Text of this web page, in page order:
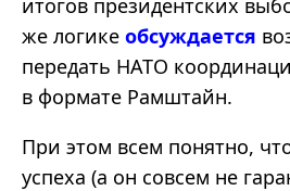
же логике обсуждается
передать НАТО
в формате Рамштайн.
При этом всем понятно,
успеха (а он совсем не